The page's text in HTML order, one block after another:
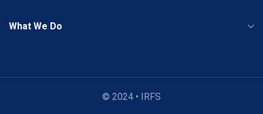
What We Do
© 2024 • IRFS